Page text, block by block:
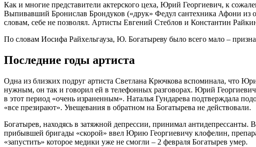
Как и многие представители актерского цеха, Юрий Георгиевич, к
Выпивавший Бронислав Брондуков («друк» Федул сантехника Афони
словам, себе не позволял. Артисты Евгений Стеблов и Константин
По словам Иосифа Райхельгауза, Ю. Богатыреву было всего мало –
Последние годы артиста
Одна из близких подруг артиста Светлана Крючкова вспоминала, что
нужным, он так и говорил ей в телефонных разговорах. Юрий
в этот период «очень израненным». Наталья Гундарева подтверждала
«все презирают». Увещевания в обратном на Богатырева не действовали.
Богатырев, находясь в затяжной депрессии, принимал антидепрессанты.
прибывшей бригады «скорой» ввел Юрию Георгиевичу клофелин,
«запустить» которое медики уже не смогли – 2 февраля Богатырев умер.